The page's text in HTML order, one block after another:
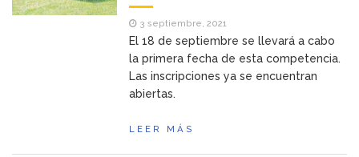
3 septiembre, 2021
El 18 de septiembre se llevará a cabo
la primera fecha de esta competencia.
Las inscripciones ya se encuentran
abiertas.
LEER MÁS